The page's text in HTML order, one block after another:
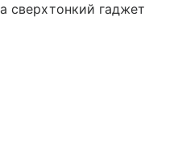
сверхтонкий гаджет